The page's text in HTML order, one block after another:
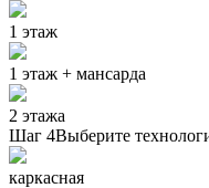
1 этаж
1 этаж + мансарда
2 этажа
Шаг 4Выберите
каркасная